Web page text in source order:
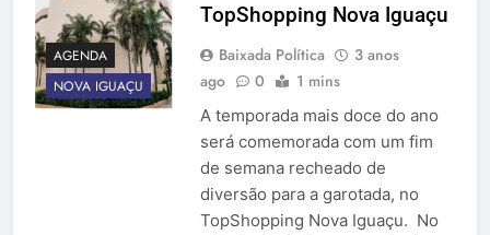
AGENDA
NOVA IGUAÇU
TopShopping Nova Iguaçu
Baixada Política
3 anos
ago
0 1 mins
A temporada mais doce do ano
será comemorada com um fim
de semana recheado de
diversão para a garotada, no
TopShopping Nova Iguaçu. No